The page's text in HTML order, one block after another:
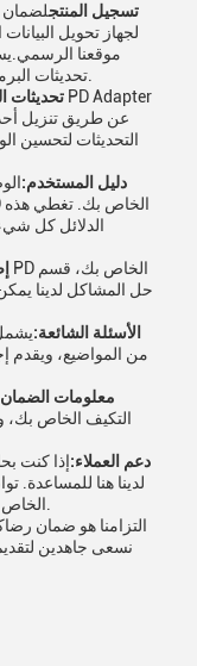
تسجيل المنتجلضمان
لجهاز تحويل
موقعنا
تحديثات
عن طريق تنزيل
التحديثات لتحسين
دليل المستخدم:
الدلائل كل
حل المشاكل لدينا
الأسئلة الشائعة:
من المواضيع، ويقدم
معلومات
التكيف الخاص
دعم العملاء:إذا كنت
لدينا هنا
التزامنا هو ضمان
نسعى جاهدين